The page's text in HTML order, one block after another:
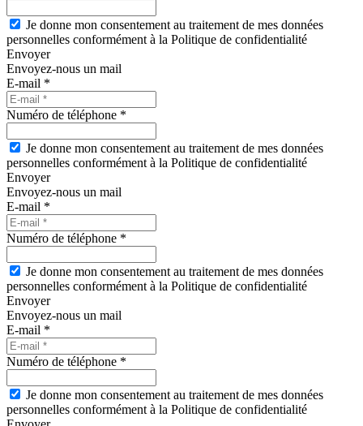
Je donne mon consentement au traitement de mes données
personnelles conformément à la Politique de confidentialité
Envoyer
Envoyez-nous un mail
E-mail *
Numéro de téléphone *
Je donne mon consentement au traitement de mes données
personnelles conformément à la Politique de confidentialité
Envoyer
Envoyez-nous un mail
E-mail *
Numéro de téléphone *
Je donne mon consentement au traitement de mes données
personnelles conformément à la Politique de confidentialité
Envoyer
Envoyez-nous un mail
E-mail *
Numéro de téléphone *
Je donne mon consentement au traitement de mes données
personnelles conformément à la Politique de confidentialité